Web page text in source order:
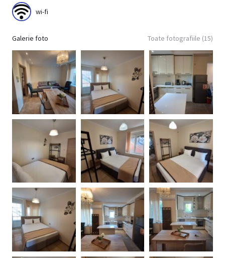
wi-fi
Galerie foto Toate fotografiile (15)